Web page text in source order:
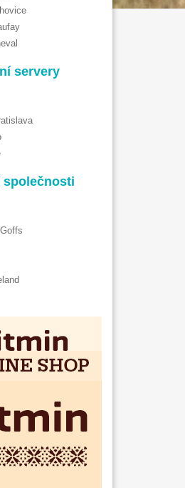
servery
společnosti